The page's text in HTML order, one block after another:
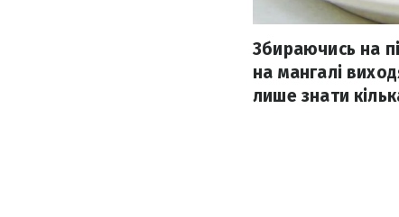
Збираючись на
на мангалі
лише знати